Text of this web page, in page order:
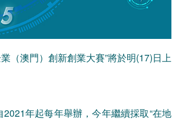
（澳門）創新創業大賽”將於明(17)日上
年起每年舉辦，今年繼續採取“在地